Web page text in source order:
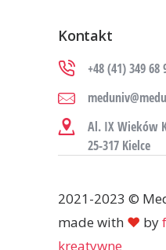
Kontakt
+48 (41) 349 68
Al. IX Wieków
25-317 Kielce
2021-2023 ©
made with ♥ by
kreatywne